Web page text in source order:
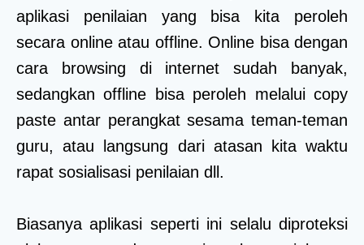
aplikasi penilaian yang bisa kita peroleh
secara online atau offline. Online bisa dengan
cara browsing di internet sudah banyak,
sedangkan offline bisa peroleh melalui copy
paste antar perangkat sesama teman-teman
guru, atau langsung dari atasan kita waktu
rapat sosialisasi penilaian dll.
Biasanya aplikasi seperti ini selalu diproteksi